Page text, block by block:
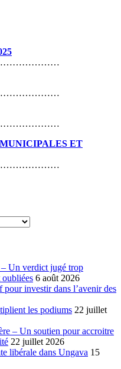
MUNICIPALES ET
Un verdict jugé trop
oubliées 6 août 2026
investir dans l’avenir des
les podiums 22 juillet
– Un soutien pour accroitre
22 juillet 2026
libérale dans Ungava 15